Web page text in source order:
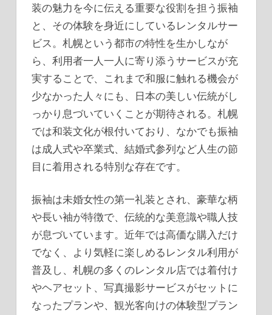
装の魅力を今に伝える重要な役割を担う振袖
と、その体験を身近にしているレンタルサー
ビス。札幌という都市の特性を生かしなが
ら、利用者一人一人に寄り添うサービスが充
実することで、これまで和服に触れる機会が
少なかった人々にも、日本の美しい伝統がし
っかり息づいていくことが期待される。札幌
では和装文化が根付いており、なかでも振袖
は成人式や卒業式、結婚式参列など人生の節
目に着用される特別な存在です。
振袖は未婚女性の第一礼装とされ、豪華な柄
や長い袖が特徴で、伝統的な美意識や職人技
が息づいています。近年では高価な購入だけ
でなく、より気軽に楽しめるレンタル利用が
普及し、札幌の多くのレンタル店では着付け
やヘアセット、写真撮影サービスがセットに
なったプランや、観光客向けの体験型プラン